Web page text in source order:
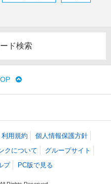
ド検索
利用規約
個人情報保護方針
クについて
グループサイト
プ PC版で見る